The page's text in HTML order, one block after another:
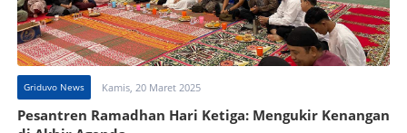
Griduvo News Kamis, 20 Maret 2025
Pesantren Ramadhan Hari Ketiga: Mengukir Kenangan